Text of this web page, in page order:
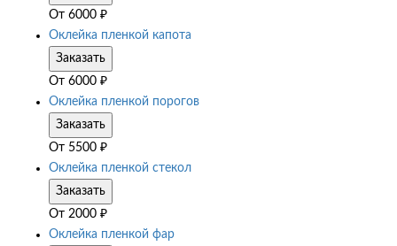
От 6000 ₽
Оклейка пленкой капота
Заказать
От 6000 ₽
Оклейка пленкой порогов
Заказать
От 5500 ₽
Оклейка пленкой стекол
Заказать
От 2000 ₽
Оклейка пленкой фар